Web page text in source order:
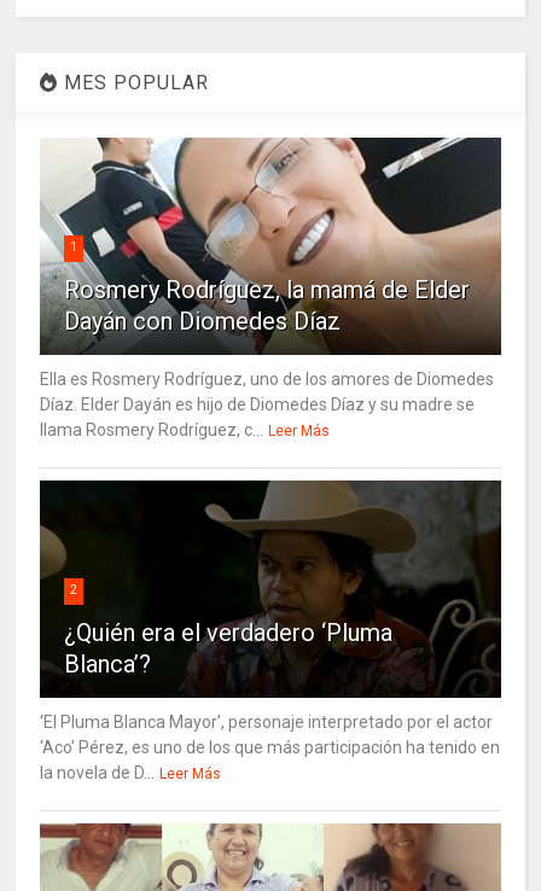
MES POPULAR
1
Rosmery Rodríguez, la mamá de Elder
Dayán con Diomedes Díaz
Ella es Rosmery Rodríguez, uno de los amores de Diomedes
Díaz. Elder Dayán es hijo de Diomedes Díaz y su madre se
llama Rosmery Rodríguez, c...
Leer Más
2
¿Quién era el verdadero ‘Pluma
Blanca’?
‘El Pluma Blanca Mayor’, personaje interpretado por el actor
‘Aco’ Pérez, es uno de los que más participación ha tenido en
la novela de D...
Leer Más